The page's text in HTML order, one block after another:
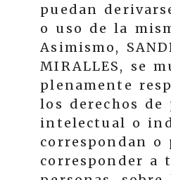
puedan
o uso de la
Asimismo,
MIRALLES, se
plenamente
los derechos de
intelectual o
correspondan o
corresponder a